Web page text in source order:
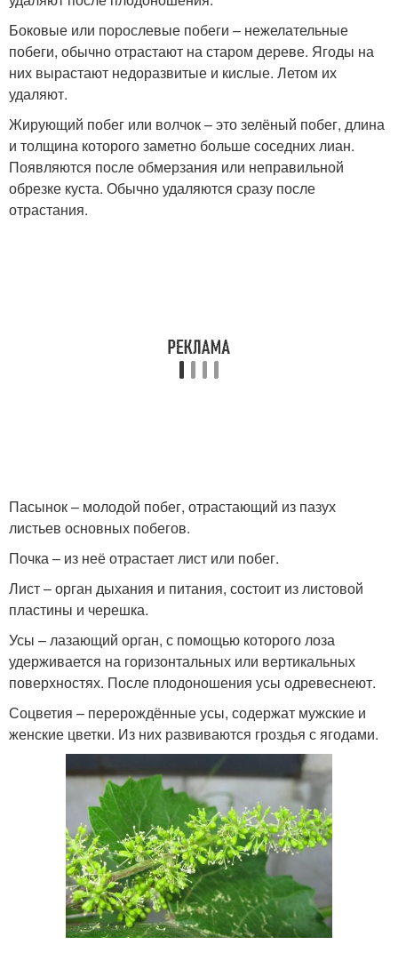
Боковые или порослевые побеги – нежелательные
побеги, обычно отрастают на старом дереве. Ягоды на
них вырастают недоразвитые и кислые. Летом их
удаляют.
Жирующий побег или волчок – это зелёный побег, длина
и толщина которого заметно больше соседних лиан.
Появляются после обмерзания или неправильной
обрезке куста. Обычно удаляются сразу после
отрастания.
Пасынок – молодой побег, отрастающий из пазух
листьев основных побегов.
Почка – из неё отрастает лист или побег.
Лист – орган дыхания и питания, состоит из листовой
пластины и черешка.
Усы – лазающий орган, с помощью которого лоза
удерживается на горизонтальных или вертикальных
поверхностях. После плодоношения усы одревеснеют.
Соцветия – перерождённые усы, содержат мужские и
женские цветки. Из них развиваются гроздья с ягодами.